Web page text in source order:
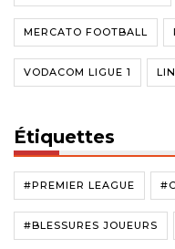
MERCATO FOOTBALL
VODACOM LIGUE 1
Étiquettes
#PREMIER LEAGUE
#BLESSURES JOUEURS